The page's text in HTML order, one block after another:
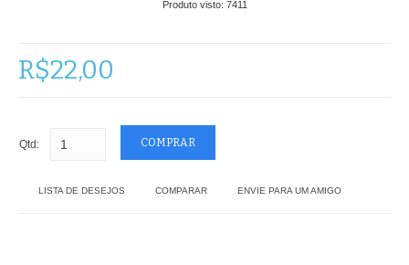
CONTATO
Produto visto: 7411
R$22,00
Qtd:
LISTA DE DESEJOS COMPARAR ENVIE PARA UM AMIGO